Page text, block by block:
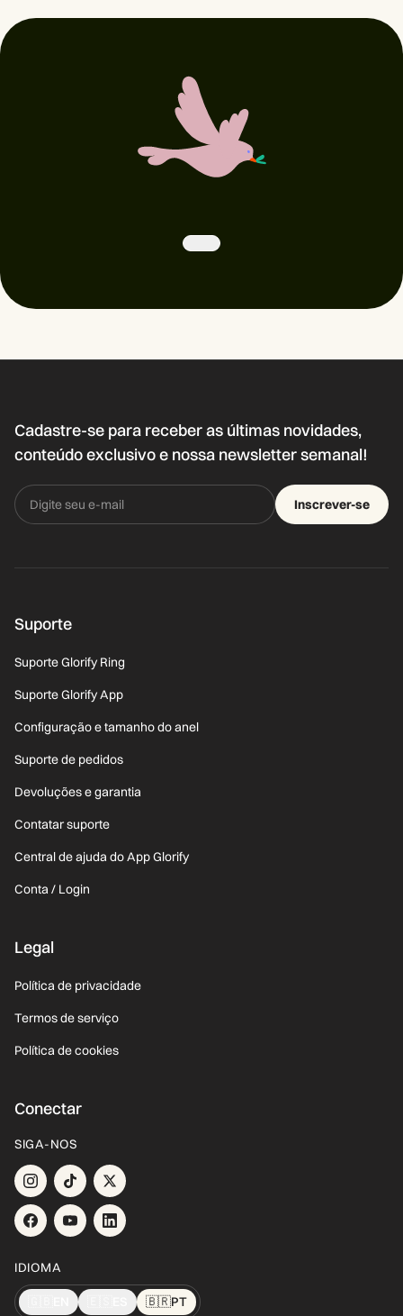
Cadastre-se para receber as últimas novidades,
conteúdo exclusivo e nossa newsletter semanal!
Inscrever-se
Suporte
Suporte Glorify Ring
Suporte Glorify App
Configuração e tamanho do anel
Suporte de pedidos
Devoluções e garantia
Contatar suporte
Central de ajuda do App Glorify
Conta / Login
Legal
Política de privacidade
Termos de serviço
Política de cookies
Conectar
SIGA-NOS
IDIOMA
🇧🇷PT